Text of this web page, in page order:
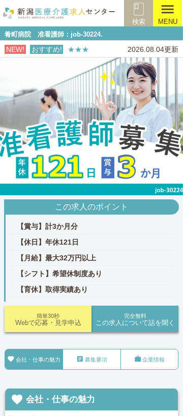
検索
menu
MENU
肴町病院 准看護師：job-30224.
NEW! おすすめ! ★★★ 2026.08.04更新
この求人のポイント
【賞与】計3か月分
【休日】年休121日
【月給】最大32万円以上
【シフト】希望休制度あり
【育休】取得実績あり
完全無料
この求人について話を聞く
簡単30秒
Webで応募・見学申込
 会社・仕事の魅力  募集要項 企業情報
 会社・仕事の魅力